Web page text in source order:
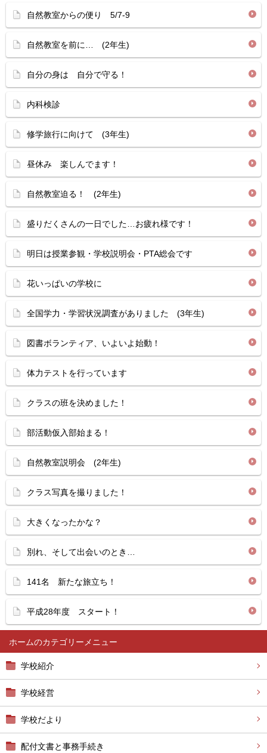
ホーム
学校紹介
学校経営
学校だより
配付文書と事務手続き
自然教室からの便り 5/7-9
自然教室を前に… (2年生)
自分の身は 自分で守る！
内科検診
修学旅行に向けて (3年生)
昼休み 楽しんでます！
自然教室迫る！ (2年生)
盛りだくさんの一日でした…お疲れ様です！
明日は授業参観・学校説明会・PTA総会です
花いっぱいの学校に
全国学力・学習状況調査がありました (3年生)
図書ボランティア、いよいよ始動！
体力テストを行っています
クラスの班を決めました！
部活動仮入部始まる！
自然教室説明会 (2年生)
クラス写真を撮りました！
大きくなったかな？
別れ、そして出会いのとき…
141名 新たな旅立ち！
平成28年度 スタート！